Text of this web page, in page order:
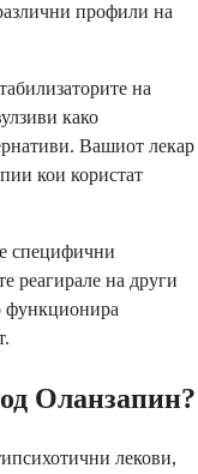
профили на
на
како
Вашиот лекар
кои користат
специфични
реагирале на други
функционира
Оланзапин?
лекови,